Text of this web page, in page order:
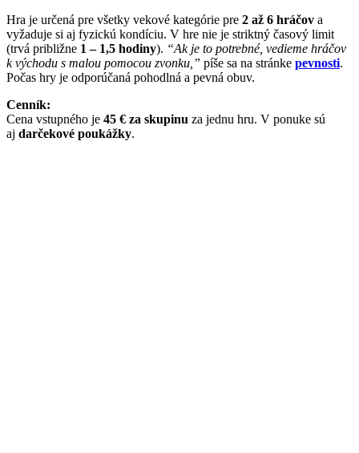
Hra je určená pre všetky vekové kategórie pre 2 až 6 hráčov a
vyžaduje si aj fyzickú kondíciu. V hre nie je striktný časový limit
(trvá približne 1 – 1,5 hodiny). “Ak je to potrebné, vedieme hráčov
k východu s malou pomocou zvonku,” píše sa na stránke pevnosti.
Počas hry je odporúčaná pohodlná a pevná obuv.
Cenník:
Cena vstupného je 45 € za skupinu za jednu hru. V ponuke sú
aj darčekové poukážky.